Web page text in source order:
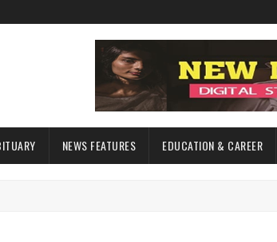
NEWS FEATURES EDUCATION & CAREER